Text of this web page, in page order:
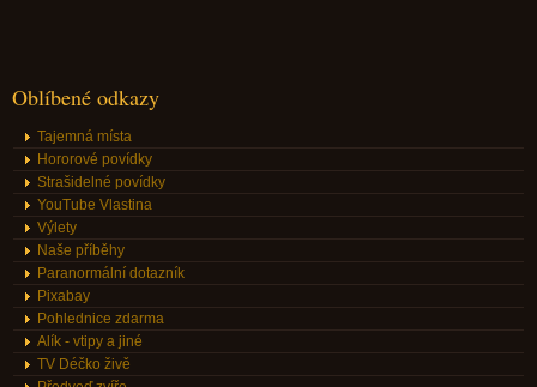
Oblíbené odkazy
Tajemná místa
Hororové povídky
Strašidelné povídky
YouTube Vlastina
Výlety
Naše příběhy
Paranormální dotazník
Pixabay
Pohlednice zdarma
Alík - vtipy a jiné
TV Déčko živě